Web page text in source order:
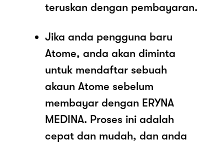
teruskan dengan pembayaran.
Jika anda pengguna baru
Atome, anda akan diminta
untuk mendaftar sebuah
akaun Atome sebelum
membayar dengan ERYNA
MEDINA. Proses ini adalah
cepat dan mudah, dan anda